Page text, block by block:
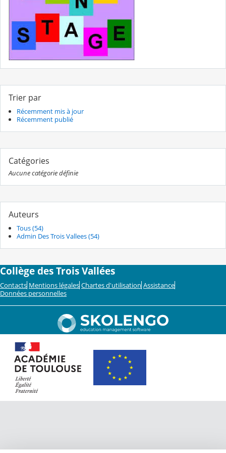
Trier par
Récemment mis à jour
Récemment publié
Catégories
Aucune catégorie définie
Auteurs
Tous (54)
Admin Des Trois Vallees (54)
Collège des Trois Vallées
Contacts Mentions légales Chartes d'utilisation Assistance
Données personnelles